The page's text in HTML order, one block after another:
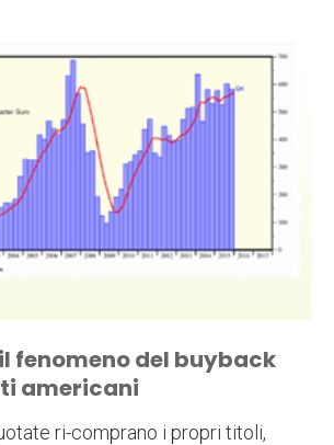
fenomeno del buyback
americani
ri-comprano i propri titoli,